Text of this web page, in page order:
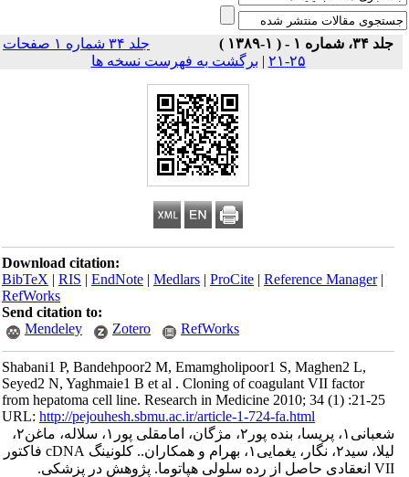
جلد ۳۴، شماره ۱ - ( ۱-۱۳۸۹ )
جلد ۳۴ شماره ۱ صفحات
۲۵-۲۱
|برگشت به فهرست نسخه ها
Download citation:
BibTeX|RIS|EndNote|Medlars|ProCite|Reference Manager
RefWorks
Send citation to:
Mendeley
Zotero RefWorks
Shabani1 P, Bandehpoor2 M, Emamgholipoor1 S, Maghen2 L,
Seyed2 N, Yaghmaie1 B et al . Cloning of coagulant VII factor
from hepatoma cell line. Research in Medicine 2010; 34 (1) :21-25
URL:http://pejouhesh.sbmu.ac.ir/article-1-724-fa.html
شعبانی۱، پریسا، بنده پور۲، مژگان، امامقلی پور۱، سلاله، ماغن۲،
لیلا، سید۲، نگار، یغمایی۱، بهرام و همکاران.. کلونینگ cDNA فاکتور
VII انعقادی حاصل از رده سلولی هپاتوما. پژوهش در پزشکی.